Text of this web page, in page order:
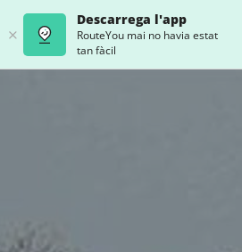
Descarrega l'app
RouteYou mai no havia estat
tan fàcil